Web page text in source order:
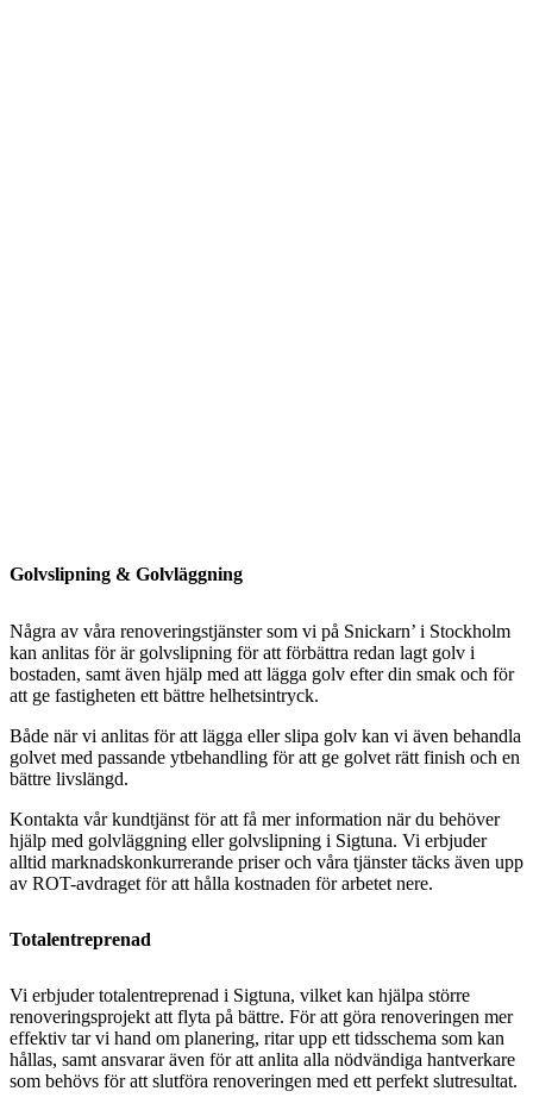
Golvslipning & Golvläggning
Några av våra renoveringstjänster som vi på Snickarn’ i Stockholm
kan anlitas för är golvslipning för att förbättra redan lagt golv i
bostaden, samt även hjälp med att lägga golv efter din smak och för
att ge fastigheten ett bättre helhetsintryck.
Både när vi anlitas för att lägga eller slipa golv kan vi även behandla
golvet med passande ytbehandling för att ge golvet rätt finish och en
bättre livslängd.
Kontakta vår kundtjänst för att få mer information när du behöver
hjälp med golvläggning eller golvslipning i Sigtuna. Vi erbjuder
alltid marknadskonkurrerande priser och våra tjänster täcks även upp
av ROT-avdraget för att hålla kostnaden för arbetet nere.
Totalentreprenad
Vi erbjuder totalentreprenad i Sigtuna, vilket kan hjälpa större
renoveringsprojekt att flyta på bättre. För att göra renoveringen mer
effektiv tar vi hand om planering, ritar upp ett tidsschema som kan
hållas, samt ansvarar även för att anlita alla nödvändiga hantverkare
som behövs för att slutföra renoveringen med ett perfekt slutresultat.